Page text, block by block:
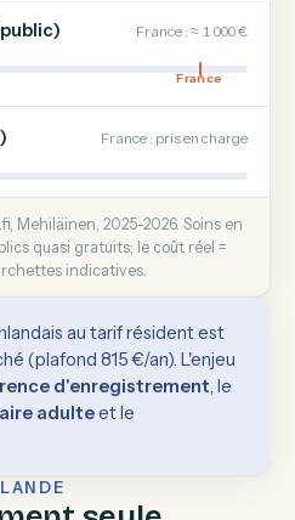
France : ≈ 1 000 €
France
France : pris en charge
Mehiläinen, 2025-2026. Soins en
quasi gratuits; le coût réel =
indicatives.
au tarif résident est
(plafond 815 €/an). L'enjeu
d'enregistrement, le
adulteet le